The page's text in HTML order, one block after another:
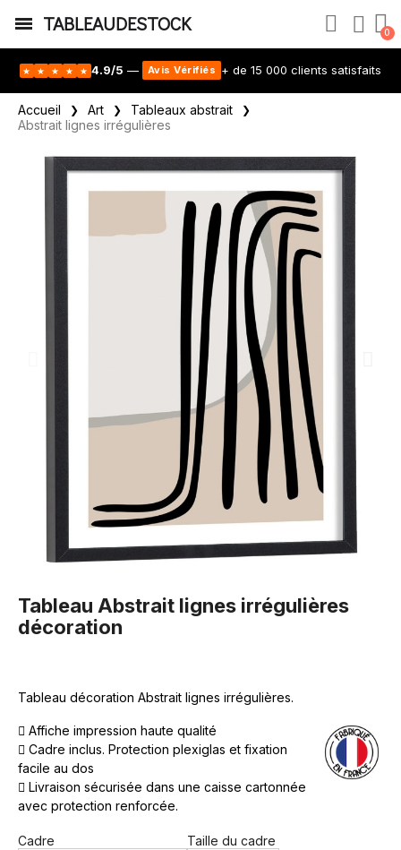
TABLEAUDESTOCK
★ ★ ★ ★ ★ 4.9/5 — Avis Vérifiés + de 15 000 clients satisfaits
Accueil Art
Tableaux abstrait
Abstrait lignes irrégulières
Tableau Abstrait lignes irrégulières
décoration
Tableau décoration Abstrait lignes irrégulières.
Affiche impression haute qualité
Cadre inclus. Protection plexiglas et fixation
facile au dos
Livraison sécurisée dans une caisse cartonnée
avec protection renforcée.
Cadre Taille du cadre